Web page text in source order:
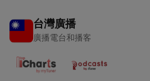
台灣廣播
廣播電台和播客